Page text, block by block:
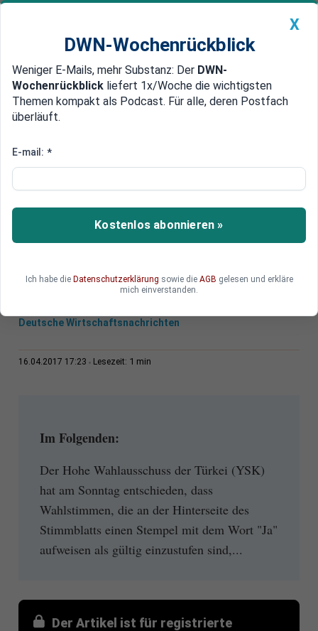
Newsticker MEIN DWN: Geldanlage Premium
Edelmetalle DWN-Magazin China
Strittige Ja-Stempel
Referendum Türkei:
Unregelmäßigkeiten an
Wahlurnen
Beim Referendum in der Türkei ist es zu
Deutsche Wirtschaftsnachrichten
16.04.2017 17:23 Lesezeit: 1 min
Im Folgenden:
Der Hohe Wahlausschuss der Türkei (YSK)
hat am Sonntag entschieden, dass
Wahlstimmen, die an der Hinterseite des
Stimmblatts einen Stempel mit dem Wort "Ja"
aufweisen als gültig einzustufen sind,...
Der Artikel ist für registrierte
X
DWN-Wochenrückblick
Weniger E-Mails, mehr Substanz: Der DWN-
Wochenrückblick liefert 1x/Woche die wichtigsten
Themen kompakt als Podcast. Für alle, deren Postfach
überläuft.
E-mail: *
Kostenlos abonnieren »
Ich habe die Datenschutzerklärung sowie die AGB gelesen und erkläre
mich einverstanden.